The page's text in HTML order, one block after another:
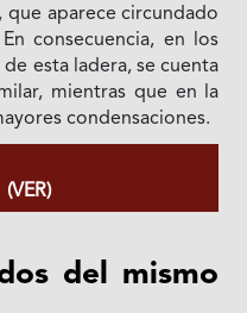
aparece circundado
consecuencia, en los
esta ladera, se cuenta
mientras que en la
condensaciones.
(VER)
del mismo